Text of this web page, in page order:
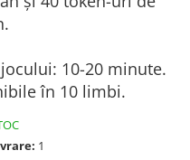
10-20 minute.
în 10 limbi.
1